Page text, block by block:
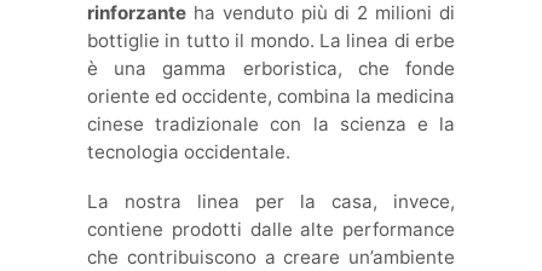
rinforzante ha venduto più di 2 milioni di
bottiglie in tutto il mondo. La linea di erbe
è una gamma erboristica, che fonde
oriente ed occidente, combina la medicina
cinese tradizionale con la scienza e la
tecnologia occidentale.
La nostra linea per la casa, invece,
contiene prodotti dalle alte performance
che contribuiscono a creare un’ambiente